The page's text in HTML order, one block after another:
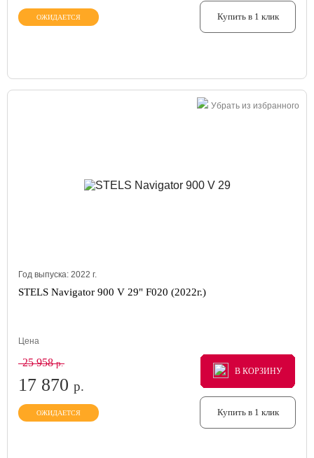
ОЖИДАЕТСЯ Купить в 1 клик
Убрать из избранного
Год выпуска: 2022 г.
STELS Navigator 900 V 29" F020 (2022г.)
Цена
25 958р.
17 870 р.
ОЖИДАЕТСЯ
В КОРЗИНУ
В КОРЗИНУ
В КОРЗИНУ
Купить в 1 клик